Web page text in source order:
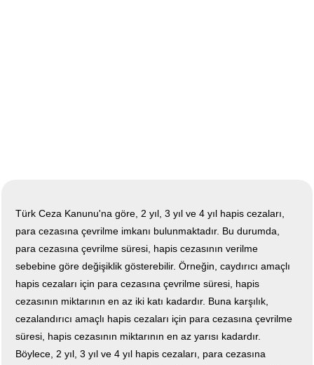
Türk Ceza Kanunu'na göre, 2 yıl, 3 yıl ve 4 yıl hapis cezaları,
para cezasına çevrilme imkanı bulunmaktadır. Bu durumda,
para cezasına çevrilme süresi, hapis cezasının verilme
sebebine göre değişiklik gösterebilir. Örneğin, caydırıcı amaçlı
hapis cezaları için para cezasına çevrilme süresi, hapis
cezasının miktarının en az iki katı kadardır. Buna karşılık,
cezalandırıcı amaçlı hapis cezaları için para cezasına çevrilme
süresi, hapis cezasının miktarının en az yarısı kadardır.
Böylece, 2 yıl, 3 yıl ve 4 yıl hapis cezaları, para cezasına